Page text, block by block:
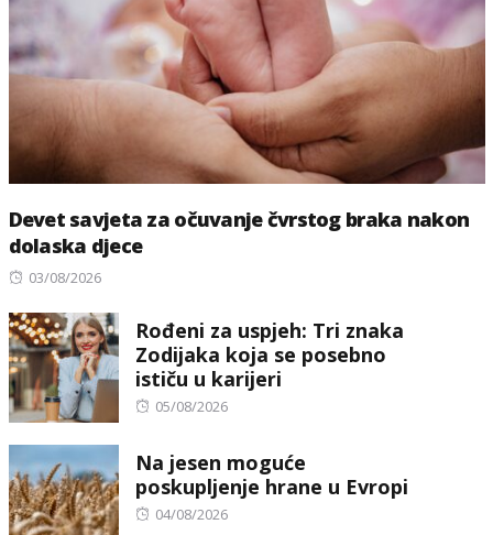
Devet savjeta za očuvanje čvrstog braka nakon
dolaska djece
Posted
03/08/2026
Rođeni za uspjeh: Tri znaka
Zodijaka koja se posebno
ističu u karijeri
Posted
05/08/2026
Na jesen moguće
poskupljenje hrane u Evropi
Posted
04/08/2026